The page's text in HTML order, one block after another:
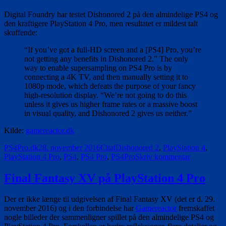
godt
Digital Foundry har testet Dishonored 2 på den almindelige PS4 og
den kraftigere PlayStation 4 Pro, men resultatet er mildest talt
skuffende:
“If you’ve got a full-HD screen and a [PS4] Pro, you’re
not getting any benefits in Dishonored 2.” The only
way to enable supersampling on PS4 Pro is by
connecting a 4K TV, and then manually setting it to
1080p mode, which defeats the purpose of your fancy
high-resolution display. “We’re not going to do this
unless it gives us higher frame rates or a massive boost
in visual quality, and Dishonored 2 gives us neither.”
Kilde: gamereactor.dk
Forfatter
PS4Pro.dkUdgivet
28. november 2016Format
CitatTags
Dishonored 2, PlayStation 4,
PlayStation 4 Pro, PS4, PS4 Pro, PS4ProSkriv kommentartil
forskel
i
Pro-
version
af
Final Fantasy XV på PlayStation 4 Pro
Der er ikke længe til udgivelsen af Final Fantasy XV (det er d. 29.
november 2016) og i den forbindelse harGamereactor fremskaffet
nogle billeder der sammenligner spillet på den almindelige PS4 og